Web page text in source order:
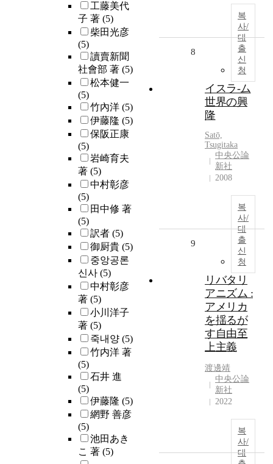
工藤美代
子 著 (5)
柴田光彦
(5)
讀賣新聞
社會部 著 (5)
松本健一
(5)
竹內洋 (5)
伊藤隆 (5)
保阪正康
(5)
岩崎育夫
著 (5)
中村彰彦
(5)
田中修 著
(5)
訳者 (5)
御厨貴 (5)
중앙공론
신사 (5)
中村彰彦
著 (5)
小川洋子
著 (5)
죽내양 (5)
竹内洋 著
(5)
石井 進
(5)
伊藤隆 (5)
網野 善彦
(5)
池田あき
こ 著 (5)
복
사/
대
출
신
청
8
イスラ-ム
世界の興
隆
Satō,
Tsugitaka
中央公論
新社
2008
복
사/
대
출
신
청
9
リバタリ
アニズム :
アメリカ
を揺るが
す自由至
上主義
渡邊靖
中央公論
新社
2022
복
사/
대